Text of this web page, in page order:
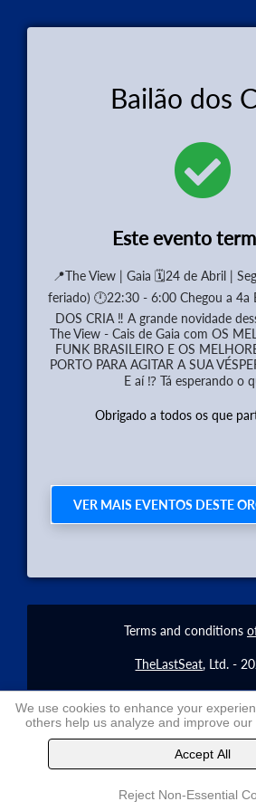
Bailão dos
Este evento
📍The View | Gaia 🗓24 de Abril |
feriado) 🕛22:30 - 6:00 Chegou a 4a
DOS CRIA ‼ A grande novidade
The View - Cais de Gaia com OS
FUNK BRASILEIRO E OS
PORTO PARA AGITAR A SUA
E aí ⁉ Tá esperando o
Obrigado a todos os que
VER MAIS EVENTOS DESTE
Terms and conditions
TheLastSeat, Ltd. -
We use cookies to enhance your
others help us analyze and improve our
Accept All
Reject Non-Essential